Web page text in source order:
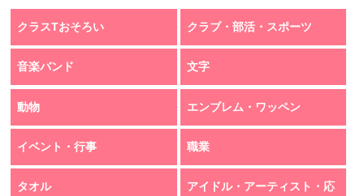
クラスTおそろい クラブ・部活・スポーツ
音楽バンド 文字
動物 エンブレム・ワッペン
イベント・行事 職業
タオル
アイドル・アーティスト・応